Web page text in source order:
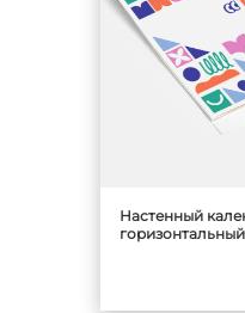
Настенный